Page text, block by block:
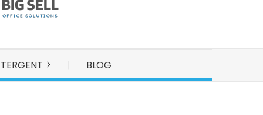
BLOG